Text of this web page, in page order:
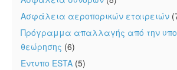
Ασφάλεια αεροπορικών εταιρειών
Πρόγραμμα απαλλαγής από την
θεώρησης (6)
Έντυπο ESTA (5)